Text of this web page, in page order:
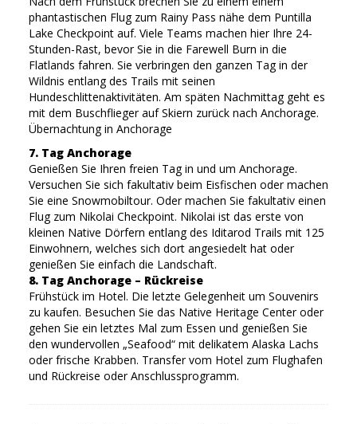
phantastischen Flug zum Rainy Pass nähe dem Puntilla
Lake Checkpoint auf. Viele Teams machen hier Ihre 24-
Stunden-Rast, bevor Sie in die Farewell Burn in die
Flatlands fahren. Sie verbringen den ganzen Tag in der
Wildnis entlang des Trails mit seinen
Hundeschlittenaktivitäten. Am späten Nachmittag geht es
mit dem Buschflieger auf Skiern zurück nach Anchorage.
Übernachtung in Anchorage
7. Tag Anchorage
Genießen Sie Ihren freien Tag in und um Anchorage.
Versuchen Sie sich fakultativ beim Eisfischen oder machen
Sie eine Snowmobiltour. Oder machen Sie fakultativ einen
Flug zum Nikolai Checkpoint. Nikolai ist das erste von
kleinen Native Dörfern entlang des Iditarod Trails mit 125
Einwohnern, welches sich dort angesiedelt hat oder
genießen Sie einfach die Landschaft.
8. Tag Anchorage – Rückreise
Frühstück im Hotel. Die letzte Gelegenheit um Souvenirs
zu kaufen. Besuchen Sie das Native Heritage Center oder
gehen Sie ein letztes Mal zum Essen und genießen Sie
den wundervollen „Seafood“ mit delikatem Alaska Lachs
oder frische Krabben. Transfer vom Hotel zum Flughafen
und Rückreise oder Anschlussprogramm.